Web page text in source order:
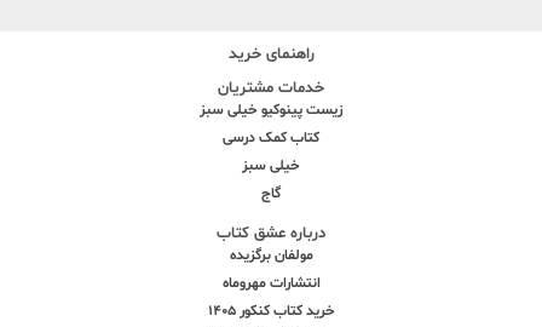
راهنمای خرید
خدمات مشتریان
زیست پینوکیو خیلی سبز
کتاب کمک درسی
خیلی سبز
گاج
درباره عشق کتاب
مولفان برگزیده
انتشارات مهروماه
خرید کتاب کنکور 1405